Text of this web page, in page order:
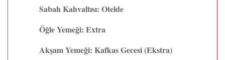
Sabah Kahvaltısı: Otelde
Öğle Yemeği: Extra
Akşam Yemeği: Kafkas Gecesi (Ekstra)